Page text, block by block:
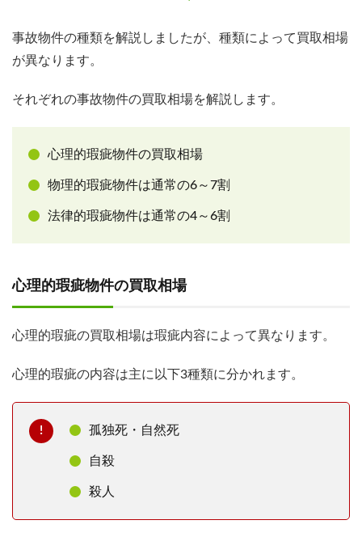
事故物件の種類を解説しましたが、種類によって買取相場
が異なります。
それぞれの事故物件の買取相場を解説します。
心理的瑕疵物件の買取相場
物理的瑕疵物件は通常の6～7割
法律的瑕疵物件は通常の4～6割
心理的瑕疵物件の買取相場
心理的瑕疵の買取相場は瑕疵内容によって異なります。
心理的瑕疵の内容は主に以下3種類に分かれます。
孤独死・自然死
自殺
殺人